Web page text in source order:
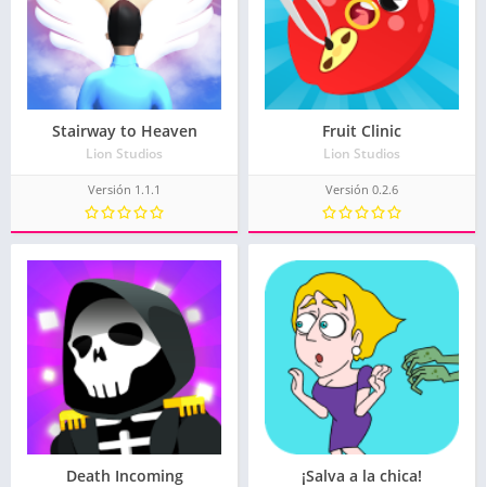
Stairway to Heaven
Lion Studios
Versión 1.1.1
Fruit Clinic
Lion Studios
Versión 0.2.6
Death Incoming ¡Salva a la chica!